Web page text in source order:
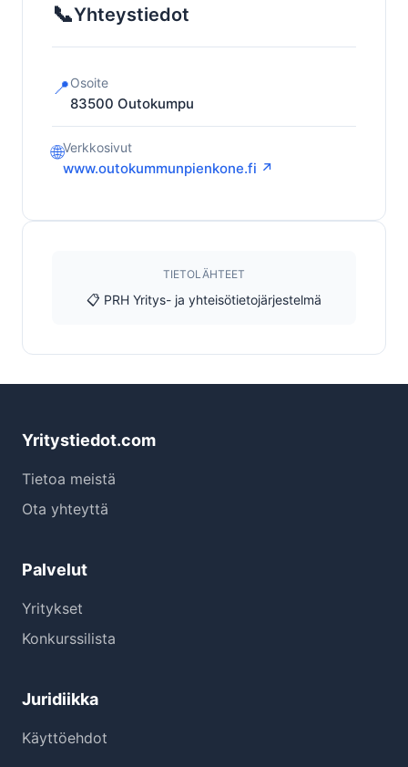
📞Yhteystiedot
📍Osoite
83500 Outokumpu
🌐Verkkosivut
www.outokummunpienkone.fi ↗
TIETOLÄHTEET
📋 PRH Yritys- ja yhteisötietojärjestelmä
Yritystiedot.com
Tietoa meistä
Ota yhteyttä
Palvelut
Yritykset
Konkurssilista
Juridiikka
Käyttöehdot